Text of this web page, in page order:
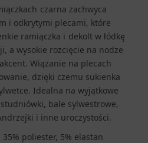
czarna zachwyca
i odkrytymi plecami, które
ramiączka i dekolt w łódkę
a wysokie rozcięcie na nodze
Wiązanie na plecach
dzięki czemu sukienka
Idealna na wyjątkowe
bale sylwestrowe,
i inne uroczystości.
35% poliester, 5% elastan